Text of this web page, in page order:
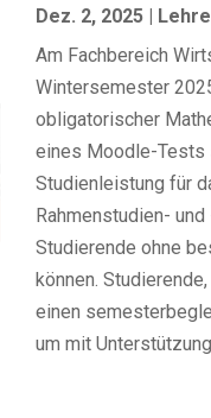
Dez. 2, 2025 |
Am Fachbereich
Wintersemester
obligatorischer
eines Moodle-Tests
Studienleistung für
Rahmenstudien-
Studierende ohne
können.
einen
um mit